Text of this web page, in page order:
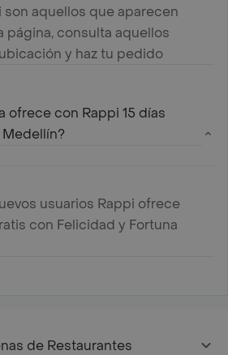
aquellos que aparecen
página, consulta aquellos
y haz tu pedido
ofrece con Rappi 15 días
usuarios Rappi ofrece
con Felicidad y Fortuna
de Restaurantes